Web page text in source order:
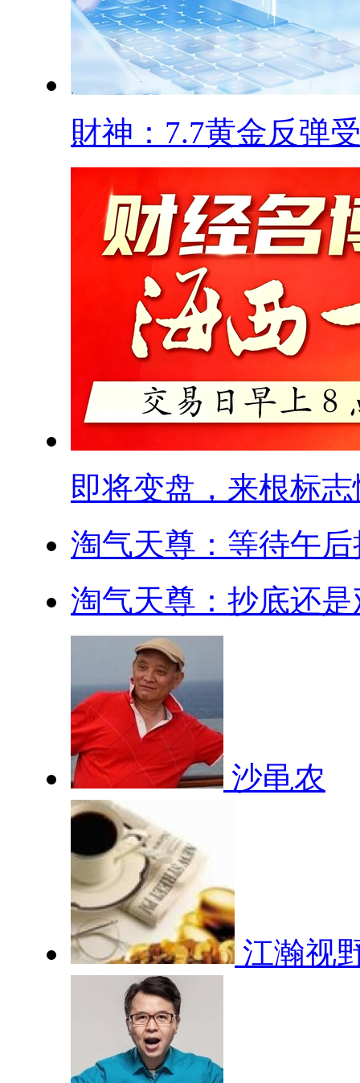
財神：7.7黄金反弹
即将变盘，来根标志
淘气天尊：等待午
淘气天尊：抄底还
沙黾农
江瀚视